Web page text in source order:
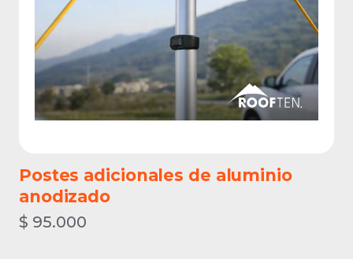
Postes adicionales de aluminio
anodizado
$ 95.000